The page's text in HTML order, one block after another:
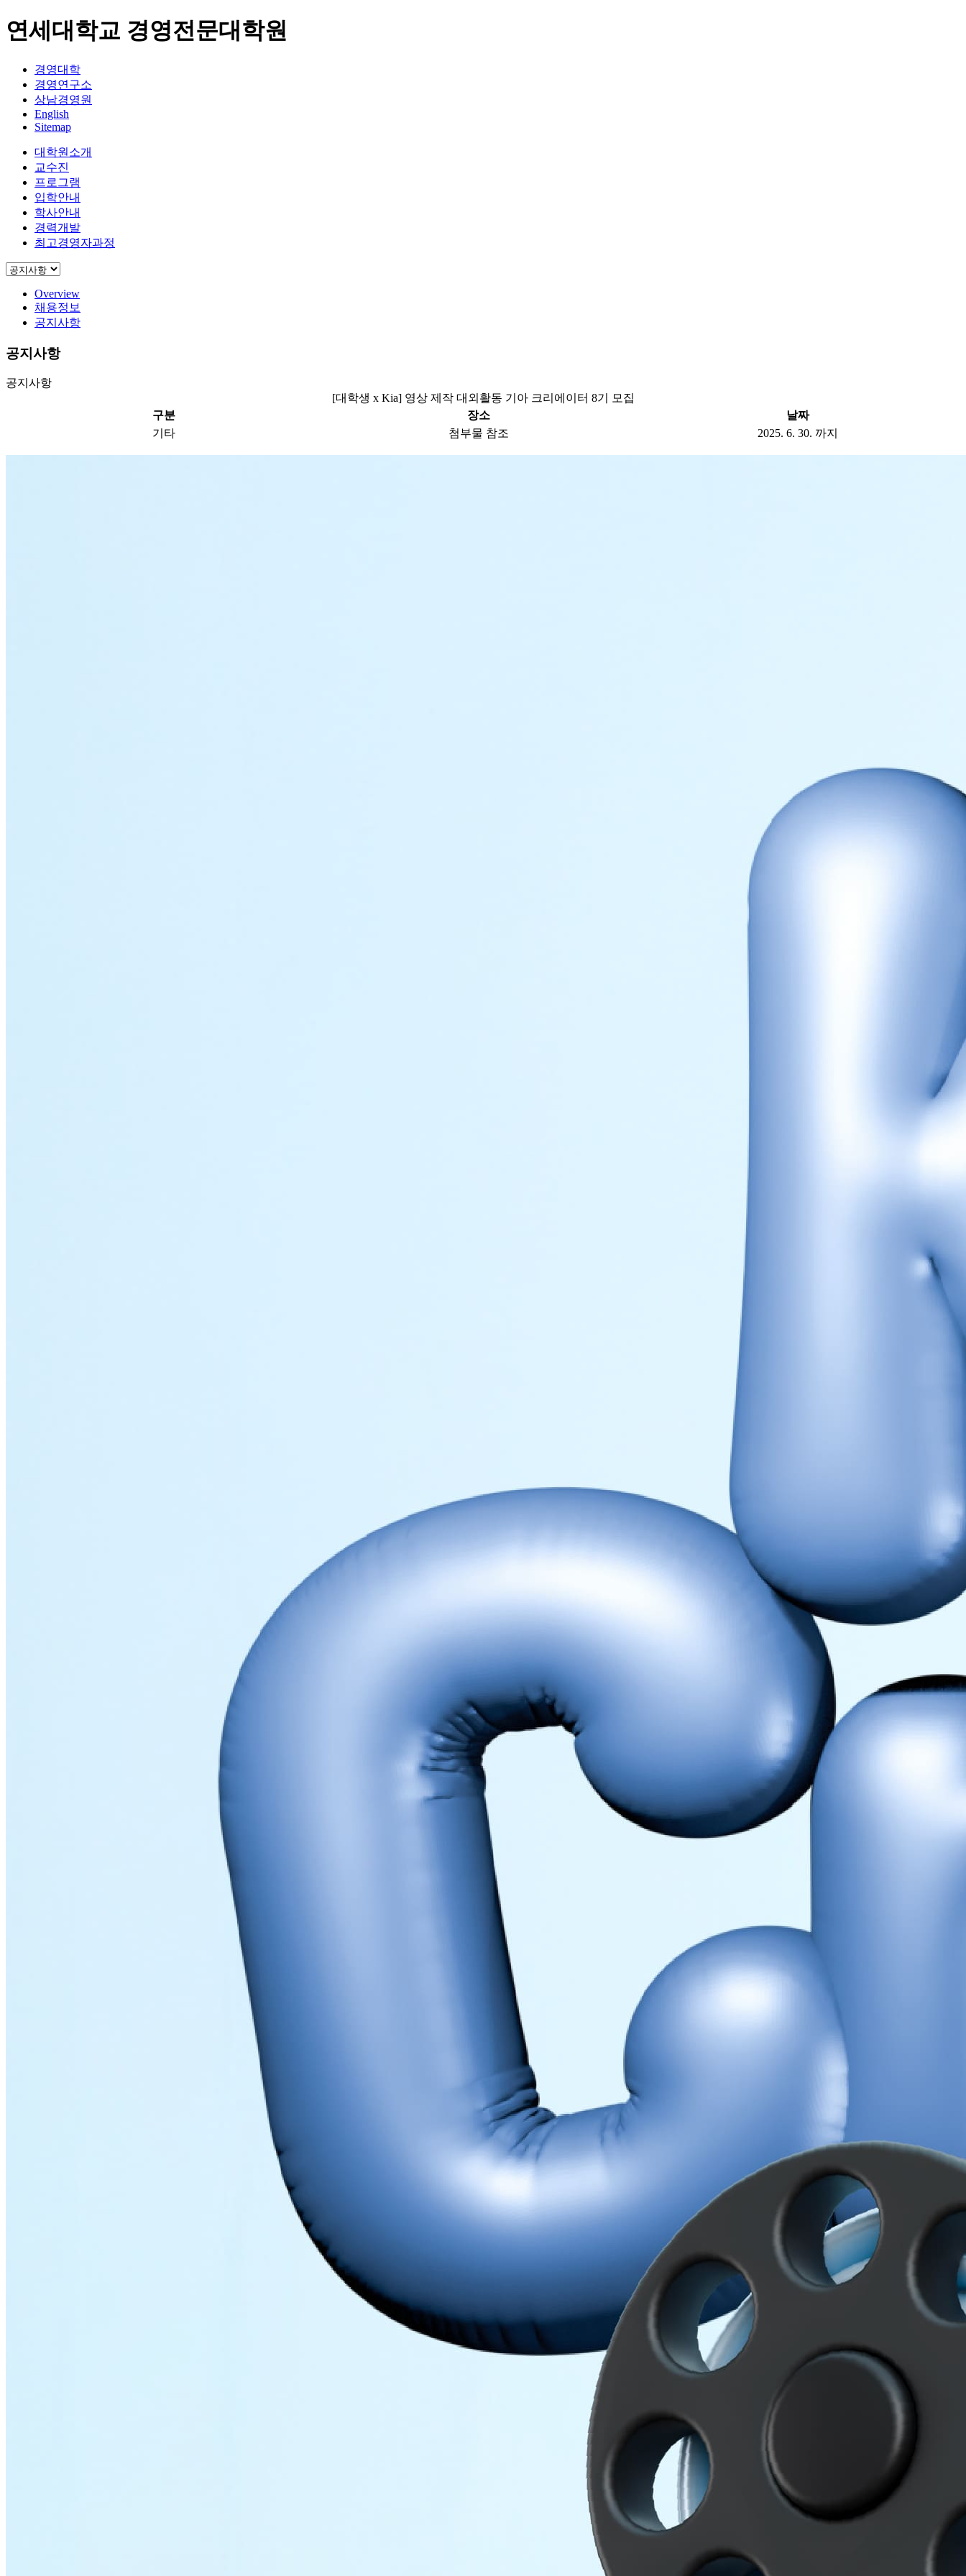
연세대학교 경영전문대학원
경영대학
경영연구소
상남경영원
English
Sitemap
대학원소개
교수진
프로그램
입학안내
학사안내
경력개발
최고경영자과정
Overview
채용정보
공지사항
공지사항
공지사항
[대학생 x Kia] 영상 제작 대외활동 기아 크리에이터 8기 모집
구분
장소
날짜
기타
첨부물 참조 2025. 6. 30. 까지